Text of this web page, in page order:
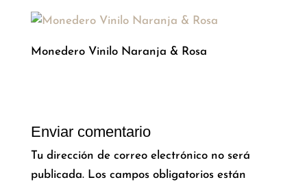
Monedero Vinilo Naranja & Rosa
Enviar comentario
Tu dirección de correo electrónico no será
publicada. Los campos obligatorios están